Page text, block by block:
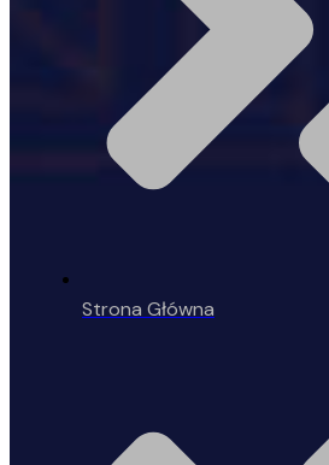
Strona Główna